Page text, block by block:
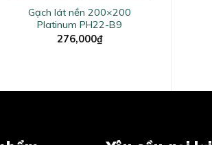
Gạch lát nền 200×200
Platinum PH22-B9
276,000₫